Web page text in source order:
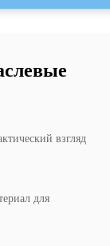
взгляд
для